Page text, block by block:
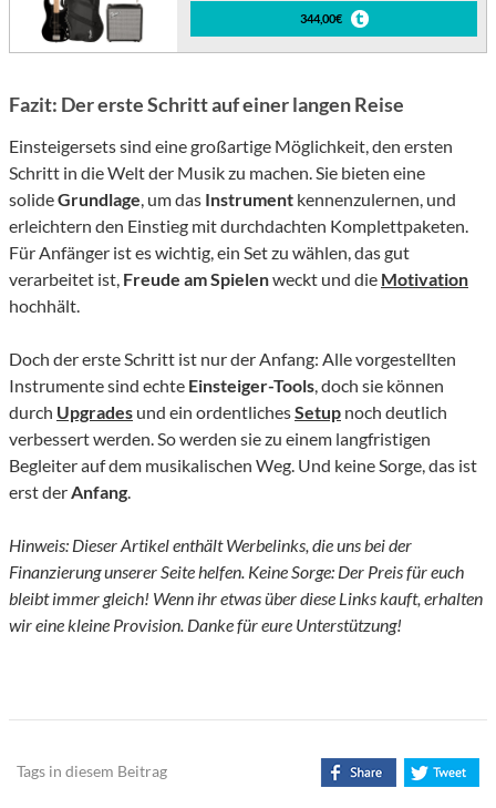
344,00€
Fazit: Der erste Schritt auf einer langen Reise
Einsteigersets sind eine großartige Möglichkeit, den ersten
Schritt in die Welt der Musik zu machen. Sie bieten eine
solideGrundlage , um das Instrument kennenzulernen, und
erleichtern den Einstieg mit durchdachten Komplettpaketen.
Für Anfänger ist es wichtig, ein Set zu wählen, das gut
verarbeitet ist, Freude am Spielenweckt und die Motivation
hochhält.
Doch der erste Schritt ist nur der Anfang: Alle vorgestellten
Instrumente sind echte Einsteiger-Tools , doch sie können
durch Upgrades und ein ordentlichesSetup noch deutlich
verbessert werden. So werden sie zu einem langfristigen
Begleiter auf dem musikalischen Weg. Und keine Sorge, das ist
erst der Anfang
Hinweis: Dieser Artikel enthält Werbelinks, die uns bei der
Finanzierung unserer Seite helfen. Keine Sorge: Der Preis für euch
bleibt immer gleich! Wenn ihr etwas über diese Links kauft, erhalten
wir eine kleine Provision. Danke für eure Unterstützung!
Tags in diesem Beitrag